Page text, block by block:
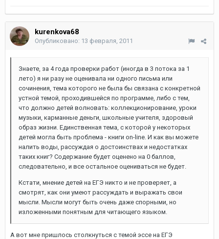
kurenkova68
Опубликовано: 13 февраля, 2011
Знаете, за 4 года проверки работ (иногда в 3 потока за 1
лето) я ни разу не оценивала ни одного письма или
сочинения, тема которого не была бы связана с конкретной
устной темой, проходившейся по программе, либо с тем,
что должно детей волновать: коллекционирование, уроки
музыки, карманные деньги, школьные учителя, здоровый
образ жизни. Единственная тема, с которой у некоторых
детей могла быть проблема - книги on-line. И как вы можете
налить воды, рассуждая о достоинствах и недостатках
таких книг? Содержание будет оценено на 0 баллов,
следовательно, и все остальное оцениваться не будет.
Кстати, мнение детей на ЕГЭ никто и не проверяет, а
смотрят, как они умеют рассуждать и выражать свои
мысли. Мысли могут быть очень даже спорными, но
изложенными понятным для читающего языком.
А вот мне пришлось столкнуться с темой эссе на ЕГЭ